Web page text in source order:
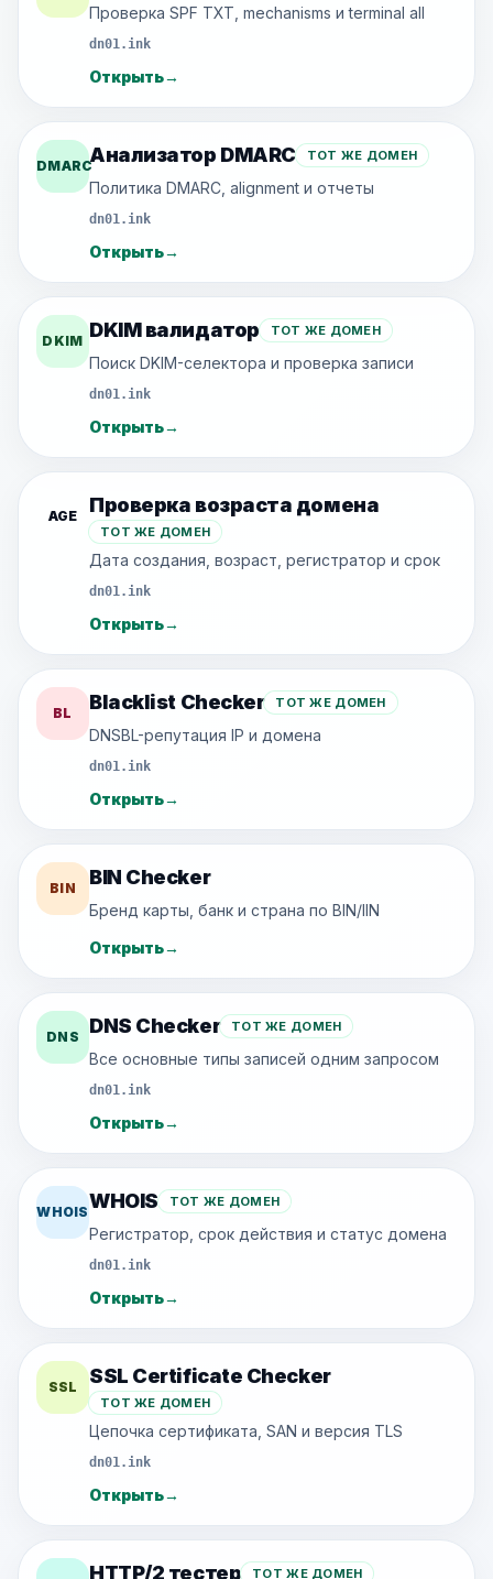
Проверка SPF TXT, mechanisms и terminal all
dn01.ink
Открыть→
DMARCАнализатор DMARC ТОТ ЖЕ ДОМЕН
Политика DMARC, alignment и отчеты
dn01.ink
Открыть→
DKIM DKIM валидатор ТОТ ЖЕ ДОМЕН
Поиск DKIM-селектора и проверка записи
dn01.ink
Открыть→
AGE Проверка возраста домена
ТОТ ЖЕ ДОМЕН
Дата создания, возраст, регистратор и срок
dn01.ink
Открыть→
BL Blacklist Checker ТОТ ЖЕ ДОМЕН
DNSBL-репутация IP и домена
dn01.ink
Открыть→
BIN BIN Checker
Бренд карты, банк и страна по BIN/IIN
Открыть→
DNS DNS Checker ТОТ ЖЕ ДОМЕН
Все основные типы записей одним запросом
dn01.ink
Открыть→
WHOISWHOIS ТОТ ЖЕ ДОМЕН
Регистратор, срок действия и статус домена
dn01.ink
Открыть→
SSL SSL Certificate Checker
ТОТ ЖЕ ДОМЕН
Цепочка сертификата, SAN и версия TLS
dn01.ink
Открыть→
HTTP/2 тестер ТОТ ЖЕ ДОМЕН